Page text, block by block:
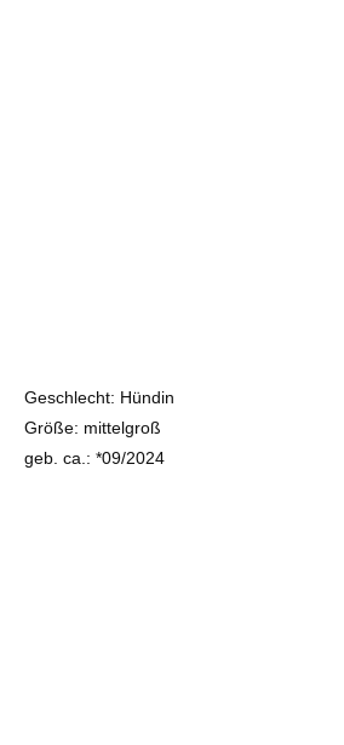
Geschlecht: Hündin
Größe: mittelgroß
geb. ca.: *09/2024